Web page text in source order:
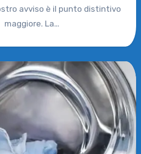
avviso è il punto distintivo
maggiore. La…